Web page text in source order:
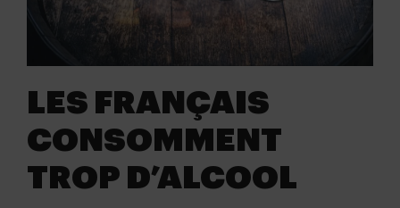
LES FRANÇAIS
CONSOMMENT
TROP D’ALCOOL